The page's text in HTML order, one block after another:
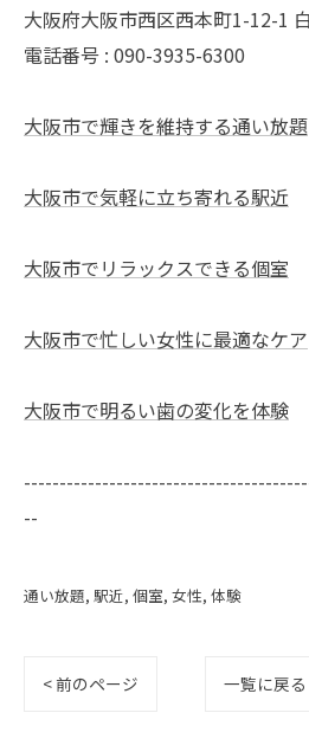
大阪府大阪市西区西本町1-12-1
電話番号 : 090-3935-6300
大阪市で輝きを維持する通い放題
大阪市で気軽に立ち寄れる駅近
大阪市でリラックスできる個室
大阪市で忙しい女性に最適なケア
大阪市で明るい歯の変化を体験
--
通い放題 駅近 個室 女性 体験
< 前のページ 一覧に戻る